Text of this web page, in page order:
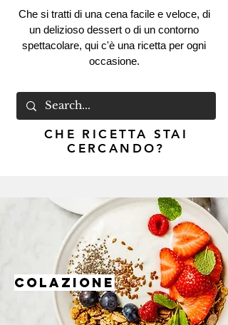
Che si tratti di una cena facile e veloce, di
un delizioso dessert o di un contorno
spettacolare, qui c'è una ricetta per ogni
occasione.
CHE RICETTA STAI
CERCANDO?
COLAZIONE